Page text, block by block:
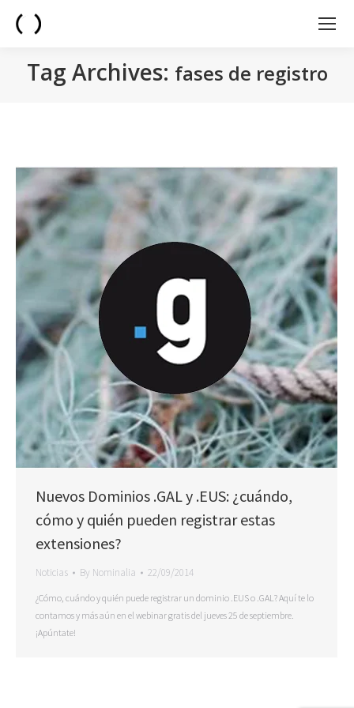
Tag Archives: fases de registro
Nuevos Dominios .GAL y .EUS: ¿cuándo,
cómo y quién pueden registrar estas
extensiones?
Noticias By Nominalia 22/09/2014
¿Cómo, cuándo y quién puede registrar un dominio .EUS o .GAL? Aquí te lo
contamos y más aún en el webinar gratis del jueves 25 de septiembre.
¡Apúntate!